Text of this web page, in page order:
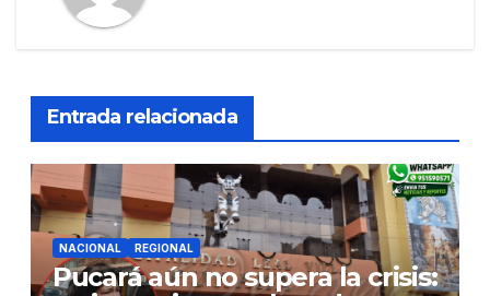
Entrada relacionada
NACIONAL REGIONAL
Pucará aún no supera la crisis: